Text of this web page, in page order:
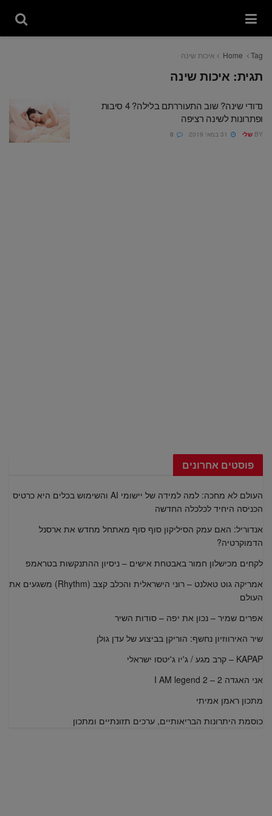
Home Tag איכות שינה
תגית: איכות שינה
נדודי שינה? שוב התעוררתם בלילה? 4 סיבות
ופתרונות לשינה רציפה
BY שלי
פוסטים אחרונים
העולם לא מחכה: למה למידה של יישומי AI והשימוש בכלים היא כרטיס
הכניסה היחיד לכלכלה החדשה
אנדוריל: האם עמק הסיליקון סוף סוף מאתחל מחדש את ארסנל
הדמוקרטיה?
לקחים מכישלון חמור באבטחת אישים – ניסיון ההתנקשות בטראמפ
אמריקה גוט טאלנט – רוני הישראלית והכלב קצב (Rhythm) משגעים את
העולם
אפרים שמיר – נכון את יפה – סודות השיר
שיר האירווזיון נחשף: הוריקן בביצוע של עדן גולן
KAPAP – קרב מגע / ג'יו ג'יטסו ישראלי
אני האגדה 2 – I AM legend 2
מתכון ראמן אמיתי
כוסמת היתרונות הבריאותיים, ערכים תזונתיים ומתכון